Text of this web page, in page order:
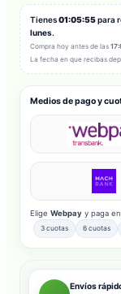
Tienes01:05:53para
lunes.
Compra hoy antes de las
La fecha en que recibas
Medios de pago y
Elige Webpay y paga
3 cuotas 6 cuotas
Envíos